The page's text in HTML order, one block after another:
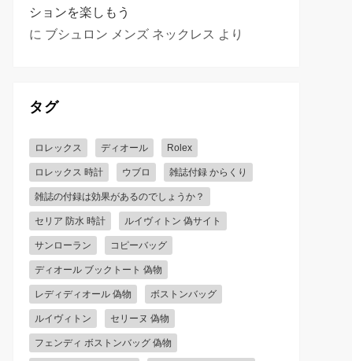
ションを楽しもう
に ブシュロン メンズ ネックレス より
タグ
ロレックス ディオール Rolex
ロレックス 時計 ウブロ 雑誌付録 からくり
雑誌の付録は効果があるのでしょうか？
セリア 防水 時計 ルイヴィトン 偽サイト
サンローラン コピーバッグ
ディオール ブックトート 偽物
レディディオール 偽物 ボストンバッグ
ルイヴィトン セリーヌ 偽物
フェンディ ボストンバッグ 偽物